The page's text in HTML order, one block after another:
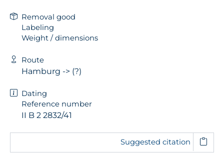
Removal good
Labeling
Weight / dimensions
Route
Hamburg -> (?)
Dating
Reference number
II B 2 2832/41
Suggested citation